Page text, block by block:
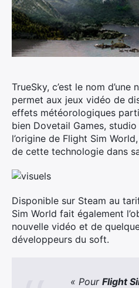
TrueSky, c’est le nom
permet aux jeux vidéo de
effets météorologiques
bien Dovetail Games,
l’origine de Flight Sim
de cette technologie dans
Disponible sur Steam au
Sim World fait également
nouvelle vidéo et de
développeurs du soft.
« Pour Flight